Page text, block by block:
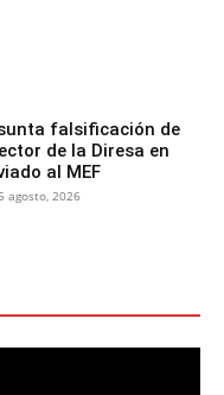
falsificación de
de la Diresa en
al MEF
agosto, 2026